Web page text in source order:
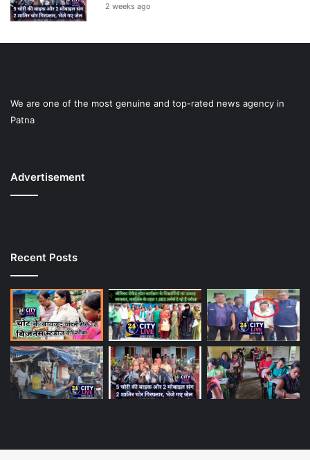
2 weeks ago
We are one of the most genuine and top-rated news agency in
Patna
Advertisement
Recent Posts